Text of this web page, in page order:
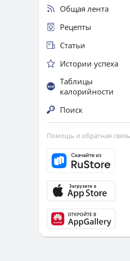
Общая лента
Рецепты
Статьи
Истории успеха
Таблицы
калорийности
Поиск
Помощь и обратная связь